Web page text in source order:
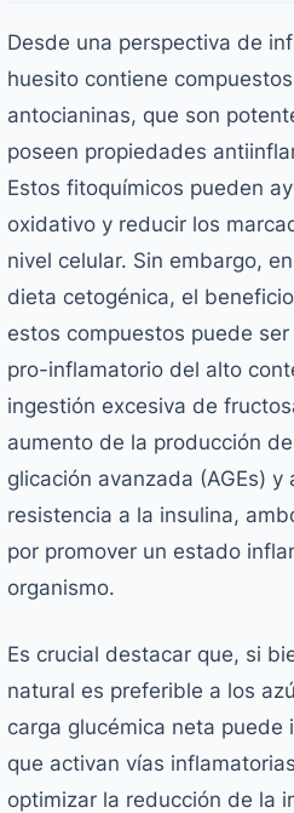
Desde una perspectiva de
huesito contiene
antocianinas, que son
poseen propiedades
Estos fitoquímicos pueden
oxidativo y reducir los
nivel celular. Sin embargo,
dieta cetogénica, el
estos compuestos puede
pro-inflamatorio del alto
ingestión excesiva de
aumento de la producción
glicación avanzada (AGEs)
resistencia a la insulina,
por promover un estado
organismo.
Es crucial destacar que, si
natural es preferible a los
carga glucémica neta puede
que activan vías
optimizar la reducción de la